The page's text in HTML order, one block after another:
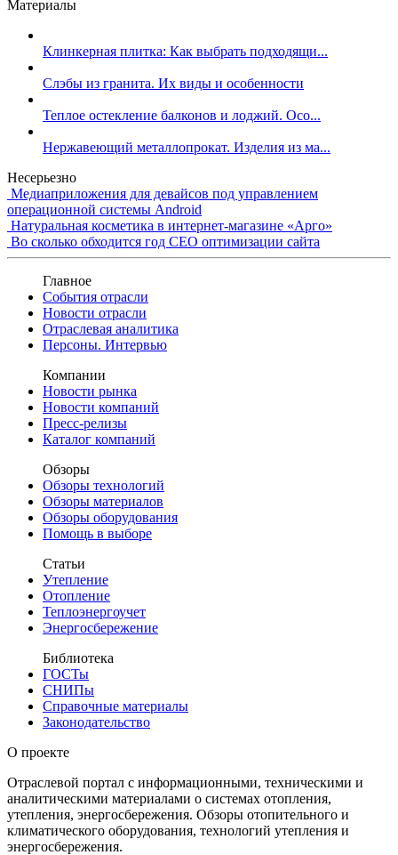
Материалы
Клинкерная плитка: Как выбрать подходящи...
Слэбы из гранита. Их виды и особенности
Теплое остекление балконов и лоджий. Осо...
Нержавеющий металлопрокат. Изделия из ма...
Несерьезно
Медиаприложения для девайсов под управлением
операционной системы Android
Натуральная косметика в интернет-магазине «Арго»
Во сколько обходится год СЕО оптимизации сайта
Главное
События отрасли
Новости отрасли
Отраслевая аналитика
Персоны. Интервью
Компании
Новости рынка
Новости компаний
Пресс-релизы
Каталог компаний
Обзоры
Обзоры технологий
Обзоры материалов
Обзоры оборудования
Помощь в выборе
Статьи
Утепление
Отопление
Теплоэнергоучет
Энергосбережение
Библиотека
ГОСТы
СНИПы
Справочные материалы
Законодательство
О проекте
Отраслевой портал с информационными, техническими и
аналитическими материалами о системах отопления,
утепления, энергосбережения. Обзоры отопительного и
климатического оборудования, технологий утепления и
энергосбережения.